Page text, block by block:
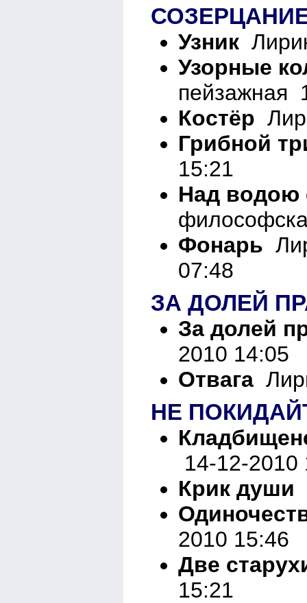
Узник
Узорные
пейзажная
Костёр
Грибной
15:21
Над водою
Фонарь
07:48
ЗА ДОЛЕЙ
За долей
2010 14:05
Отвага
НЕ
14-12-2010
Крик души
2010 15:46
Две
15:21